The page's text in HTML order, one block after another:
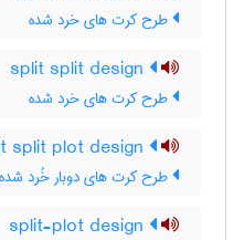
طرح کرت های خرد شده
طرح کرت های خرد شده
طرح کرت های دوبار خُرد